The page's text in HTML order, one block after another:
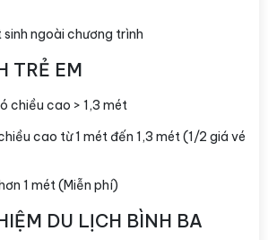
sinh ngoài chương trình
TRẺ EM
chiều cao > 1,3 mét
cao từ 1 mét đến 1,3 mét (1/2 giá vé
1 mét (Miễn phí)
DU LỊCH BÌNH BA